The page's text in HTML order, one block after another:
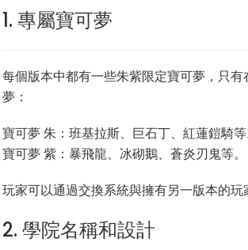
1. 專屬寶可夢
每個版本中都有一些朱紫限定寶可夢，只
夢：
寶可夢 朱：班基拉斯、巨石丁、紅蓮鎧騎等
寶可夢 紫：暴飛龍、冰砌鵝、蒼炎刃鬼等。
玩家可以通過交換系統與擁有另一版本的玩
2. 學院名稱和設計